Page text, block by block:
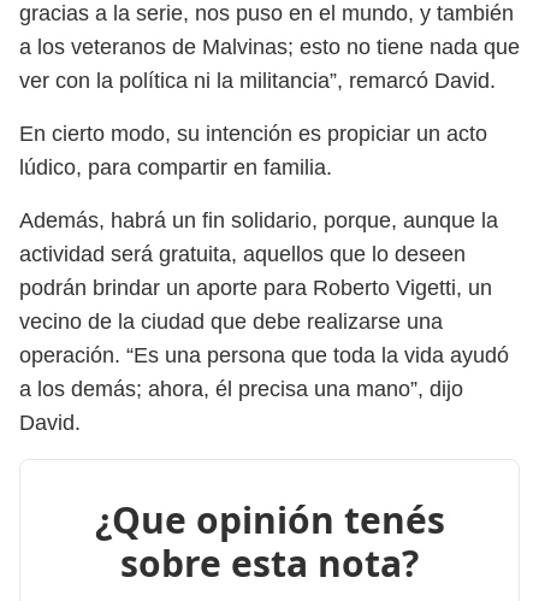
gracias a la serie, nos puso en el mundo, y también
a los veteranos de Malvinas; esto no tiene nada que
ver con la política ni la militancia”, remarcó David.
En cierto modo, su intención es propiciar un acto
lúdico, para compartir en familia.
Además, habrá un fin solidario, porque, aunque la
actividad será gratuita, aquellos que lo deseen
podrán brindar un aporte para Roberto Vigetti, un
vecino de la ciudad que debe realizarse una
operación. “Es una persona que toda la vida ayudó
a los demás; ahora, él precisa una mano”, dijo
David.
¿Que opinión tenés
sobre esta nota?